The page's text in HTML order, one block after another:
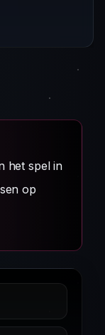
het spel in
op